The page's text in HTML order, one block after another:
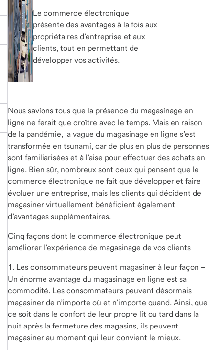
Le commerce électronique
présente des avantages à la fois aux
propriétaires d’entreprise et aux
clients, tout en permettant de
développer vos activités.
Nous savions tous que la présence du magasinage en
ligne ne ferait que croître avec le temps. Mais en raison
de la pandémie, la vague du magasinage en ligne s’est
transformée en tsunami, car de plus en plus de personnes
sont familiarisées et à l’aise pour effectuer des achats en
ligne. Bien sûr, nombreux sont ceux qui pensent que le
commerce électronique ne fait que développer et faire
évoluer une entreprise, mais les clients qui décident de
magasiner virtuellement bénéficient également
d’avantages supplémentaires.
Cinq façons dont le commerce électronique peut
améliorer l’expérience de magasinage de vos clients
1. Les consommateurs peuvent magasiner à leur façon –
Un énorme avantage du magasinage en ligne est sa
commodité. Les consommateurs peuvent désormais
magasiner de n’importe où et n’importe quand. Ainsi, que
ce soit dans le confort de leur propre lit ou tard dans la
nuit après la fermeture des magasins, ils peuvent
magasiner au moment qui leur convient le mieux.